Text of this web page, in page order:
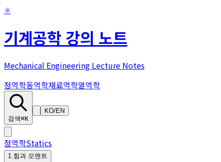
⚛
기계공학 강의 노트
Mechanical Engineering Lecture Notes
정역학동역학재료역학열역학
검색⌘K
KO/EN
정역학Statics
1 힘과 모멘트